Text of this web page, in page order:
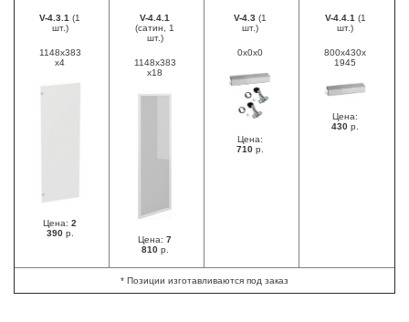
V-4.3.1 (1
шт.)
1148х383
х4
Цена: 2
390 р.
V-4.4.1
(сатин, 1
шт.)
1148х383
х18
Цена: 7
810р.
V-4.3 (1
шт.)
0х0х0
Цена:
710 р.
V-4.4.1(1
шт.)
800х430х
1945
Цена:
430 р.
* Позиции изготавливаются под заказ